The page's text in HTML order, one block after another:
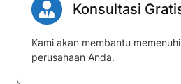
Konsultasi
Kami akan membantu
perusahaan Anda.